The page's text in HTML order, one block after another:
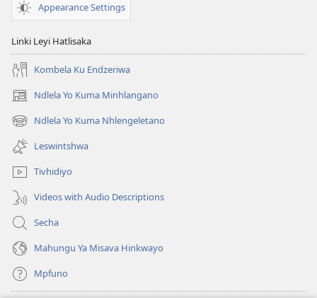
Appearance Settings
Linki Leyi Hatlisaka
Kombela Ku Endzeriwa
Ndlela Yo Kuma Minhlangano
(opens
new
window)
Ndlela Yo Kuma Nhlengeletano
(opens
new
window)
Leswintshwa
Tivhidiyo
Videos with Audio Descriptions
Secha
Mahungu Ya Misava Hinkwayo
Mpfuno